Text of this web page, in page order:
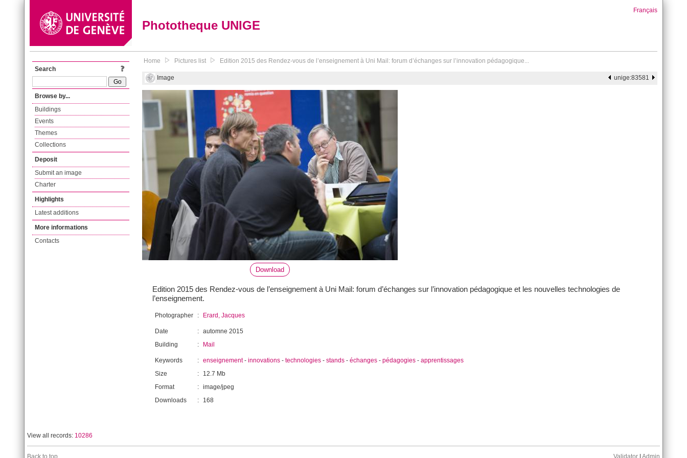
Phototheque UNIGE
Français
Search
Browse by...
Buildings
Events
Themes
Collections
Deposit
Submit an image
Charter
Highlights
Latest additions
More informations
Contacts
Home Pictures list Edition 2015 des Rendez-vous de l’enseignement à Uni Mail: forum d’échanges sur l’innovation pédagogique...
Image unige:83581
Download
Edition 2015 des Rendez-vous de l’enseignement à Uni Mail: forum d’échanges sur l’innovation pédagogique et les nouvelles technologies de
l’enseignement.
Photographer : Erard, Jacques
Date : automne 2015
Building
: Mail
Keywords : enseignement- innovations - technologies - stands - échanges - pédagogies - apprentissages
Size
:
12.7 Mb
Format
: image/jpeg
Downloads
: 168
View all records: 10286
Back to top Validator Admin